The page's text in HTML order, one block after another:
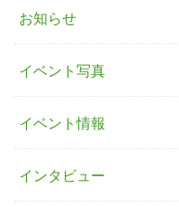
お知らせ
イベント写真
イベント情報
インタビュー